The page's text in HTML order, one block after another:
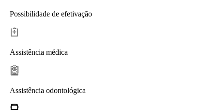
Possibilidade de efetivação
Assistência médica
Assistência odontológica